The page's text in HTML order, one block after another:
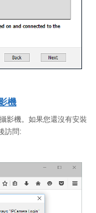
機
影機。如果您還沒有安裝
訪問: